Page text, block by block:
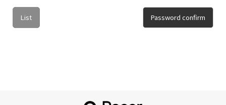
List Password confirm